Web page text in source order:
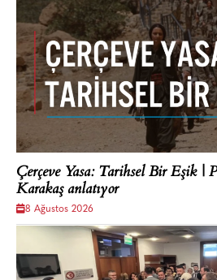
Çerçeve Yasa: Tarihsel Bir Eşik |
Karakaş anlatıyor
8 Ağustos 2026